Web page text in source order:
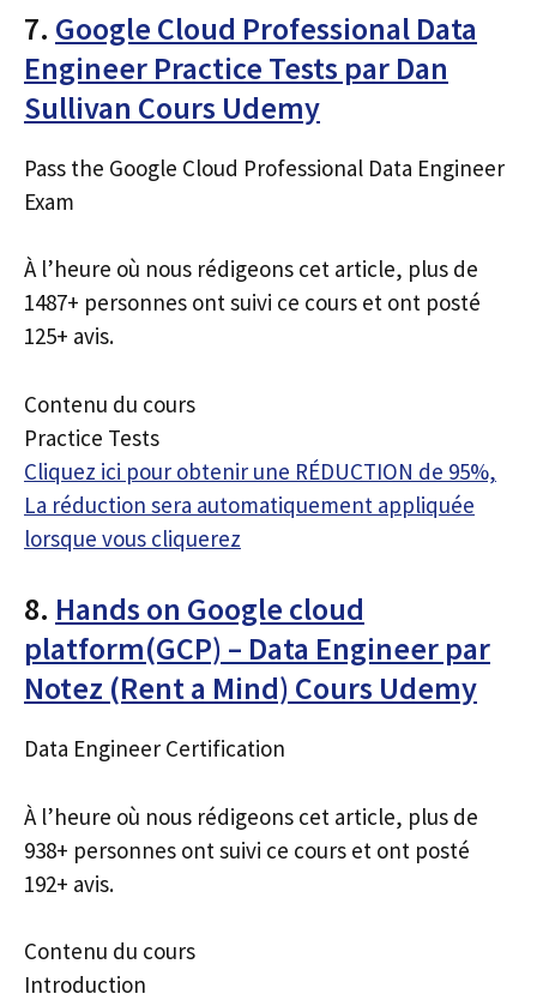
7. Google Cloud Professional Data
Engineer Practice Tests par Dan
Sullivan Cours Udemy
Pass the Google Cloud Professional Data Engineer
Exam
À l’heure où nous rédigeons cet article, plus de
1487+ personnes ont suivi ce cours et ont posté
125+ avis.
Contenu du cours
Practice Tests
Cliquez ici pour obtenir une RÉDUCTION de 95%,
La réduction sera automatiquement appliquée
lorsque vous cliquerez
8. Hands on Google cloud
platform(GCP) – Data Engineer par
Notez (Rent a Mind) Cours Udemy
Data Engineer Certification
À l’heure où nous rédigeons cet article, plus de
938+ personnes ont suivi ce cours et ont posté
192+ avis.
Contenu du cours
Introduction